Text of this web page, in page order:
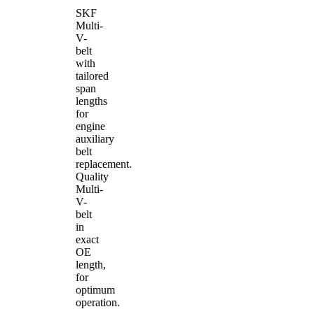
SKF
Multi-
V-
belt
with
tailored
span
lengths
for
engine
auxiliary
belt
replacement.
Quality
Multi-
V-
belt
in
exact
OE
length,
for
optimum
operation.